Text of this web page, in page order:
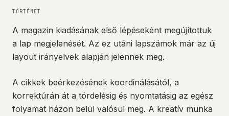
TÖRTÉNET
A magazin kiadásának első lépéseként megújítottuk
a lap megjelenését. Az ez utáni lapszámok már az új
layout irányelvek alapján jelennek meg.
A cikkek beérkezésének koordinálásától, a
korrektúrán át a tördelésig és nyomtatásig az egész
folyamat házon belül valósul meg. A kreatív munka